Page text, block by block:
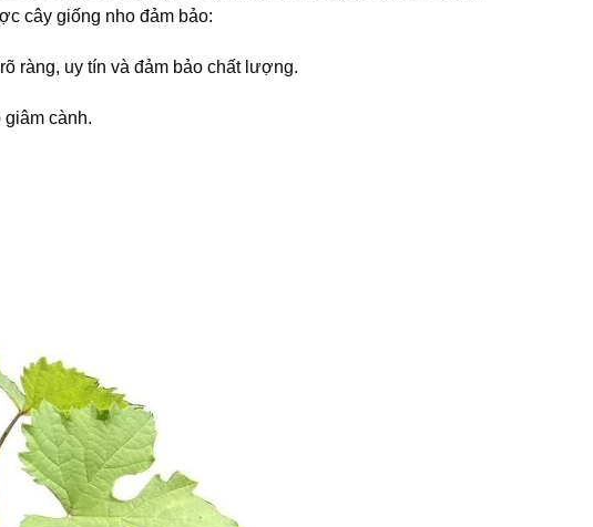
cây giống nho đảm bảo:
ràng, uy tín và đảm bảo chất lượng.
cành.